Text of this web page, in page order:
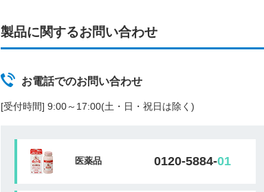
製品に関するお問い合わせ
お電話でのお問い合わせ
[受付時間] 9:00～17:00(土・日・祝日は除く)
医薬品 0120-5884-01